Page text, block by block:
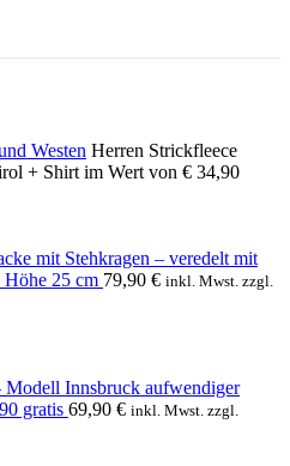
Westen Herren Strickfleece
+ Shirt im Wert von € 34,90
mit Stehkragen – veredelt mit
Höhe 25 cm 79,90 € inkl. Mwst. zzgl.
Modell Innsbruck aufwendiger
gratis 69,90 € inkl. Mwst. zzgl.